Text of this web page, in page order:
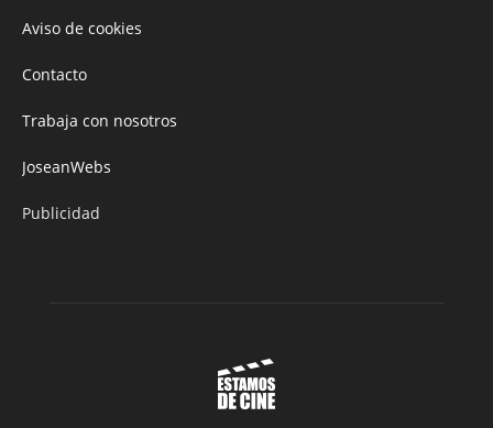
Aviso de cookies
Contacto
Trabaja con nosotros
JoseanWebs
Publicidad